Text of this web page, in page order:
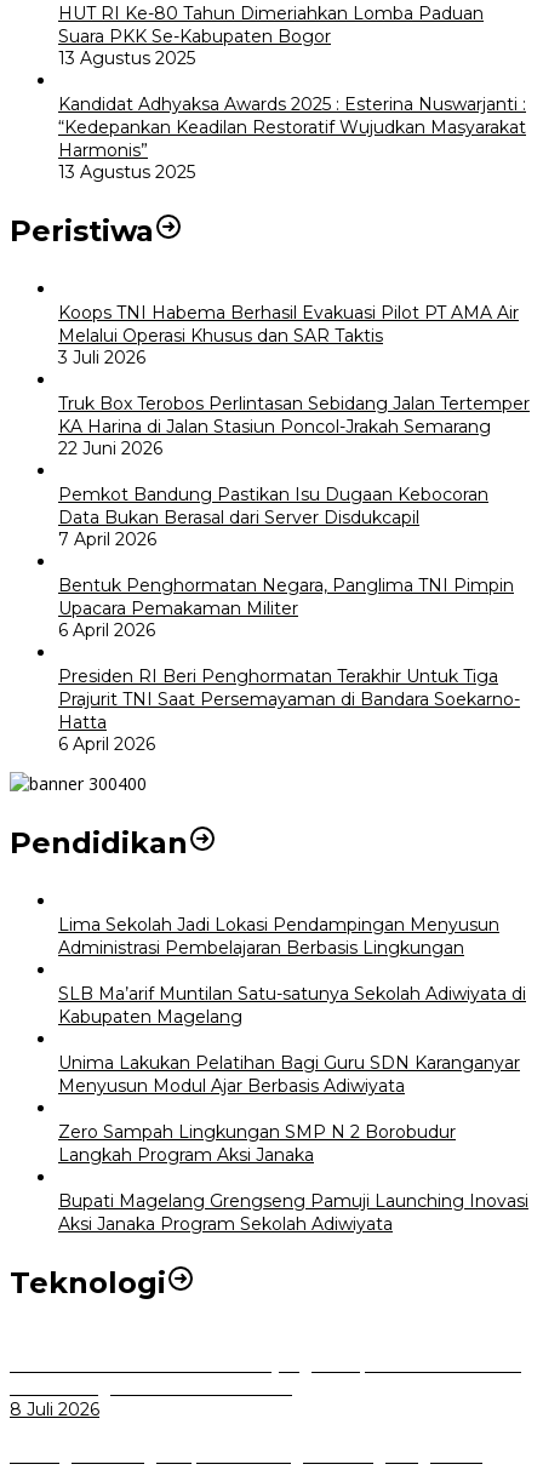
HUT RI Ke-80 Tahun Dimeriahkan Lomba Paduan
Suara PKK Se-Kabupaten Bogor
13 Agustus 2025
Kandidat Adhyaksa Awards 2025 : Esterina Nuswarjanti :
“Kedepankan Keadilan Restoratif Wujudkan Masyarakat
Harmonis”
13 Agustus 2025
Peristiwa
Koops TNI Habema Berhasil Evakuasi Pilot PT AMA Air
Melalui Operasi Khusus dan SAR Taktis
3 Juli 2026
Truk Box Terobos Perlintasan Sebidang Jalan Tertemper
KA Harina di Jalan Stasiun Poncol-Jrakah Semarang
22 Juni 2026
Pemkot Bandung Pastikan Isu Dugaan Kebocoran
Data Bukan Berasal dari Server Disdukcapil
7 April 2026
Bentuk Penghormatan Negara, Panglima TNI Pimpin
Upacara Pemakaman Militer
6 April 2026
Presiden RI Beri Penghormatan Terakhir Untuk Tiga
Prajurit TNI Saat Persemayaman di Bandara Soekarno-
Hatta
6 April 2026
Pendidikan
Lima Sekolah Jadi Lokasi Pendampingan Menyusun
Administrasi Pembelajaran Berbasis Lingkungan
SLB Ma’arif Muntilan Satu-satunya Sekolah Adiwiyata di
Kabupaten Magelang
Unima Lakukan Pelatihan Bagi Guru SDN Karanganyar
Menyusun Modul Ajar Berbasis Adiwiyata
Zero Sampah Lingkungan SMP N 2 Borobudur
Langkah Program Aksi Janaka
Bupati Magelang Grengseng Pamuji Launching Inovasi
Aksi Janaka Program Sekolah Adiwiyata
Teknologi
8 Juli 2026